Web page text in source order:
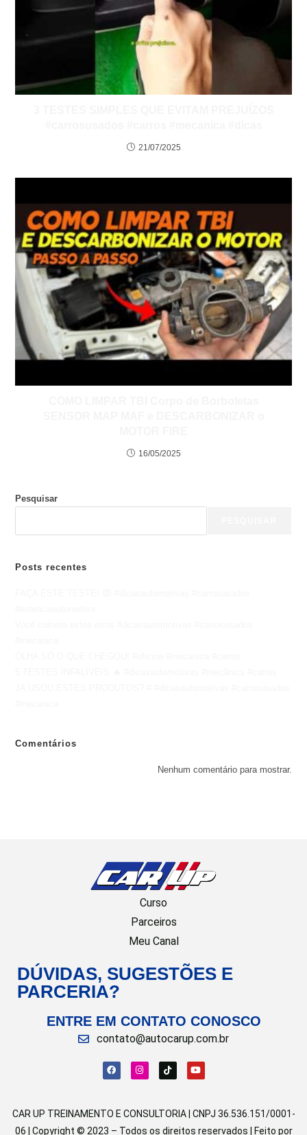
21/07/2025
16/05/2025
Pesquisar
Posts recentes
Comentários
Nenhum comentário para mostrar.
Curso
Parceiros
Meu Canal
DÚVIDAS, SUGESTÕES E
PARCERIA?
ENTRE EM CONTATO CONOSCO
contato@autocarup.com.br
CAR UP TREINAMENTO E CONSULTORIA | CNPJ 36.536.151/0001-
06 | Copyright © 2023 – Todos os direitos reservados | Feito por